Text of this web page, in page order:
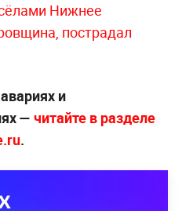
Нижнее
пострадал
и
— читайте в разделе
.